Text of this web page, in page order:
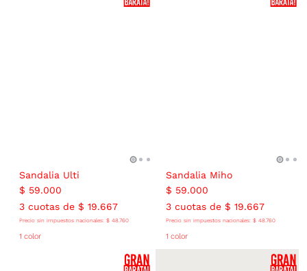
Sandalia Ulti
$ 59.000
3cuotas de $ 19.667
Precio sin impuestos nacionales: $ 48.760
1 color
Sandalia Miho
$ 59.000
3cuotas de $ 19.667
Precio sin impuestos nacionales: $ 48.760
1 color